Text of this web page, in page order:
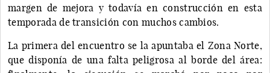
margen de mejora y todavía en construcción en esta
temporada de transición con muchos cambios.
La primera del encuentro se la apuntaba el Zona Norte,
que disponía de una falta peligrosa al borde del área: